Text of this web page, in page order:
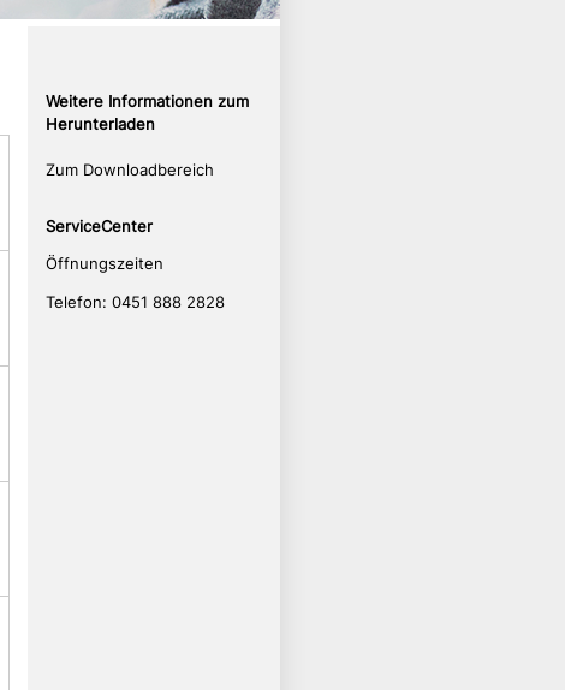
Weitere Informationen zum
Herunterladen
Zum Downloadbereich
ServiceCenter
Öffnungszeiten
Telefon: 0451 888 2828